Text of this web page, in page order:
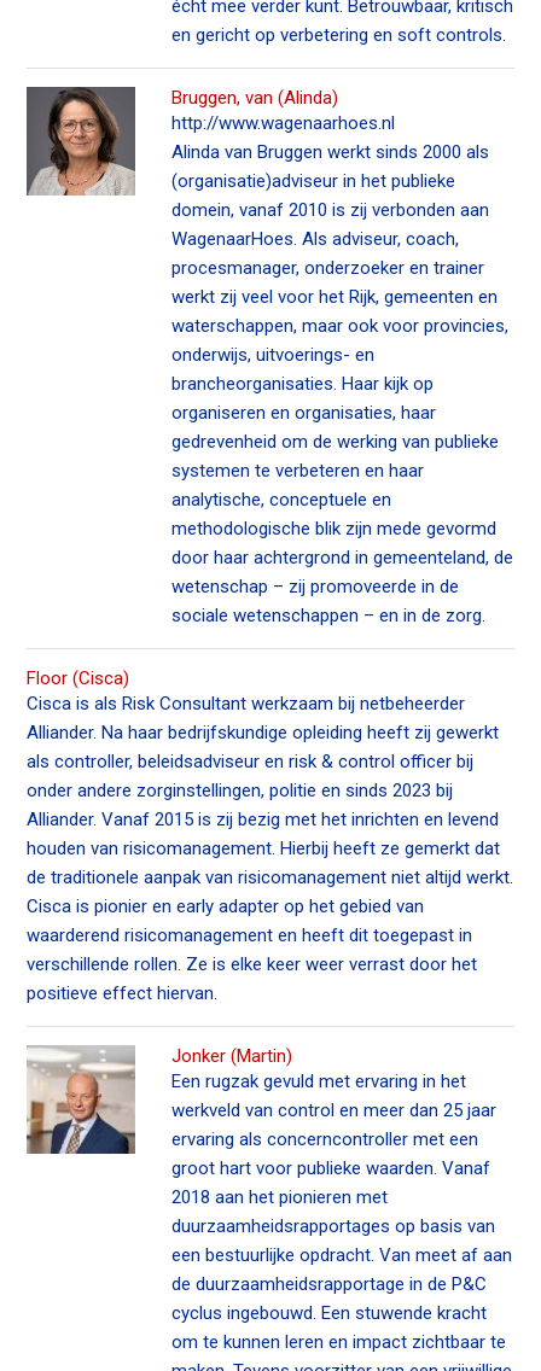
écht mee verder kunt. Betrouwbaar, kritisch
en gericht op verbetering en soft controls.
Bruggen, van (Alinda)
http://www.wagenaarhoes.nl
Alinda van Bruggen werkt sinds 2000 als
(organisatie)adviseur in het publieke
domein, vanaf 2010 is zij verbonden aan
WagenaarHoes. Als adviseur, coach,
procesmanager, onderzoeker en trainer
werkt zij veel voor het Rijk, gemeenten en
waterschappen, maar ook voor provincies,
onderwijs, uitvoerings- en
brancheorganisaties. Haar kijk op
organiseren en organisaties, haar
gedrevenheid om de werking van publieke
systemen te verbeteren en haar
analytische, conceptuele en
methodologische blik zijn mede gevormd
door haar achtergrond in gemeenteland, de
wetenschap – zij promoveerde in de
sociale wetenschappen – en in de zorg.
Floor (Cisca)
Cisca is als Risk Consultant werkzaam bij netbeheerder
Alliander. Na haar bedrijfskundige opleiding heeft zij gewerkt
als controller, beleidsadviseur en risk & control officer bij
onder andere zorginstellingen, politie en sinds 2023 bij
Alliander. Vanaf 2015 is zij bezig met het inrichten en levend
houden van risicomanagement. Hierbij heeft ze gemerkt dat
de traditionele aanpak van risicomanagement niet altijd werkt.
Cisca is pionier en early adapter op het gebied van
waarderend risicomanagement en heeft dit toegepast in
verschillende rollen. Ze is elke keer weer verrast door het
positieve effect hiervan.
Jonker (Martin)
Een rugzak gevuld met ervaring in het
werkveld van control en meer dan 25 jaar
ervaring als concerncontroller met een
groot hart voor publieke waarden. Vanaf
2018 aan het pionieren met
duurzaamheidsrapportages op basis van
een bestuurlijke opdracht. Van meet af aan
de duurzaamheidsrapportage in de P&C
cyclus ingebouwd. Een stuwende kracht
om te kunnen leren en impact zichtbaar te